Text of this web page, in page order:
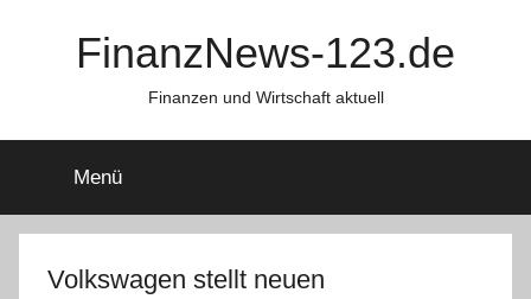
FinanzNews-123.de
Finanzen und Wirtschaft aktuell
Menü
Volkswagen stellt neuen